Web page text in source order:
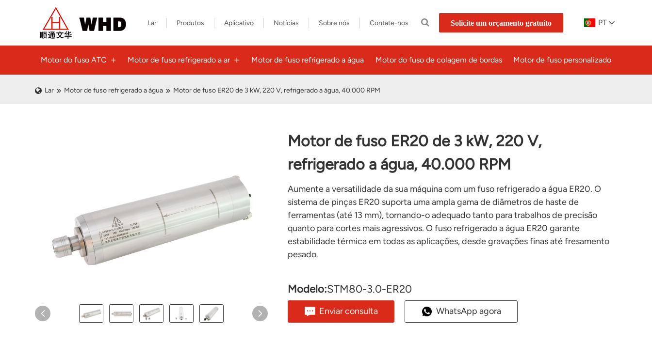
Lar Produtos Aplicativo Notícias Sobre nós Contate-nos Solicite um orçamento gratuito PT
Motor do fuso ATC Motor de fuso refrigerado a ar Motor de fuso refrigerado a água Motor do fuso de colagem de bordas Motor de fuso personalizado
Lar Motor de fuso refrigerado a água Motor de fuso ER20 de 3 kW, 220 V, refrigerado a água, 40.000 RPM
Motor de fuso ER20 de 3 kW, 220 V,
refrigerado a água, 40.000 RPM
Aumente a versatilidade da sua máquina com um fuso refrigerado a água ER20. O
sistema de pinças ER20 suporta uma ampla gama de diâmetros de haste de
ferramentas (até 13 mm), tornando-o adequado tanto para trabalhos de precisão
quanto para cortes mais agressivos. O fuso refrigerado a água ER20 garante
estabilidade térmica em todas as aplicações, desde gravações finas até fresamento
pesado.
Modelo:STM80-3.0-ER20
Enviar consulta WhatsApp agora